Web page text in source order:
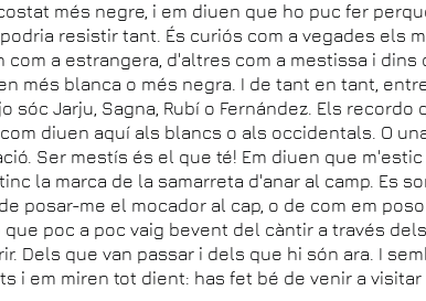
més negre, i em diuen que ho puc fer
resistir tant. És curiós com a vegades els
com a estrangera, d'altres com a mestissa i dins
més blanca o més negra. I de tant en tant,
sóc Jarju, Sagna, Rubí o Fernández. Els recordo
com diuen aquí als blancs o als occidentals. O
Ser mestís és el que té! Em diuen que
la marca de la samarreta d'anar al camp. Es
posar-me el mocador al cap, o de com em
poc a poc vaig bevent del càntir a través
Dels que van passar i dels que hi són ara. I
i em miren tot dient: has fet bé de venir a visitar